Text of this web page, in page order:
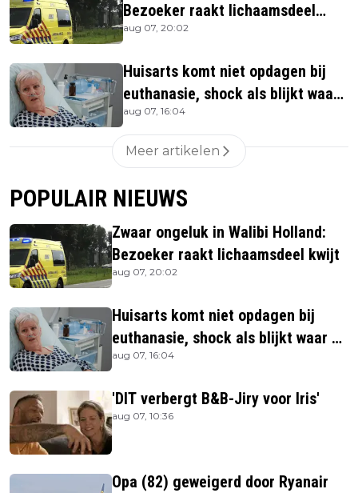
Bezoeker raakt lichaamsdeel
kwijt
aug 07, 20:02
Huisarts komt niet opdagen bij
euthanasie, shock als blijkt waar
ze is
aug 07, 16:04
Meer artikelen
POPULAIR NIEUWS
Zwaar ongeluk in Walibi Holland:
Bezoeker raakt lichaamsdeel kwijt
aug 07, 20:02
Huisarts komt niet opdagen bij
euthanasie, shock als blijkt waar ze
is
aug 07, 16:04
'DIT verbergt B&B-Jiry voor Iris'
aug 07, 10:36
Opa (82) geweigerd door Ryanair